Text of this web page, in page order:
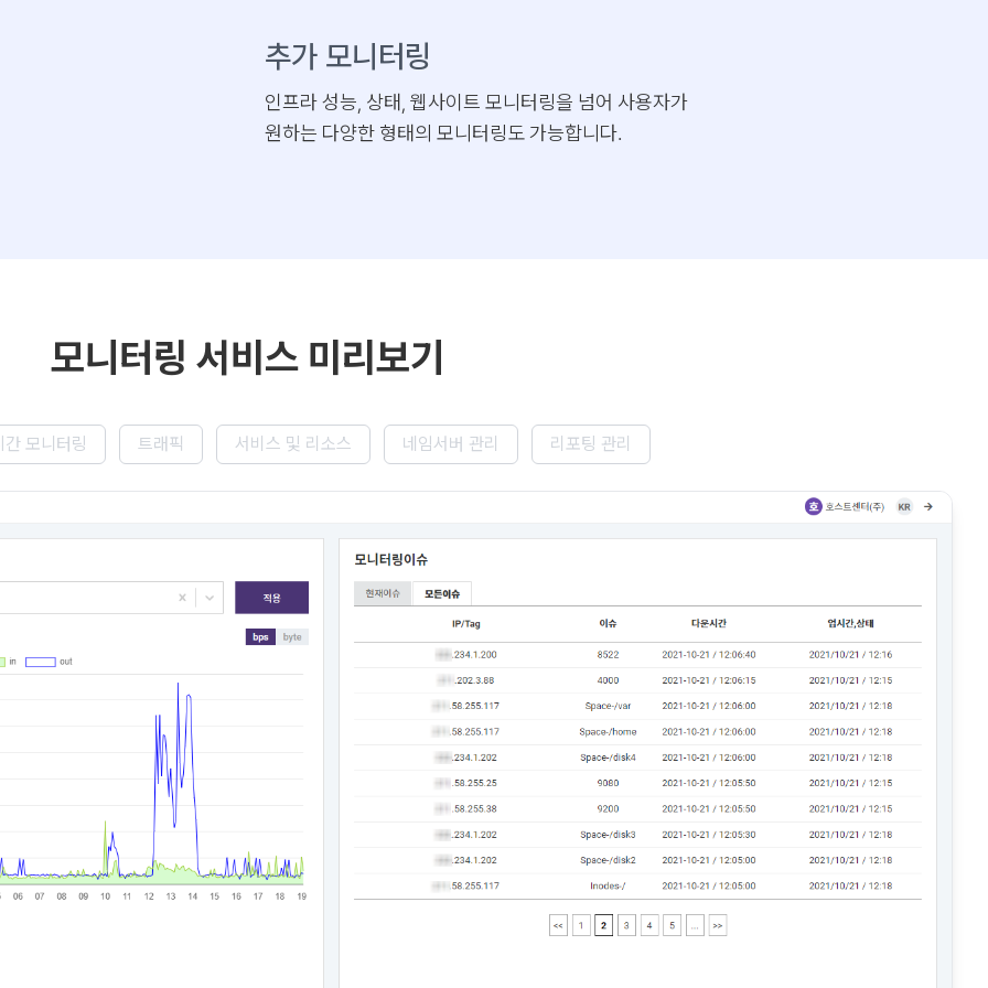
추가 모니터링
인프라 성능, 상태, 웹사이트 모니터링을 넘어 사용자가
원하는 다양한 형태의 모니터링도 가능합니다.
모니터링 서비스 미리보기
간 모니터링 트래픽 서비스 및 리소스 네임서버 관리 리포팅 관리